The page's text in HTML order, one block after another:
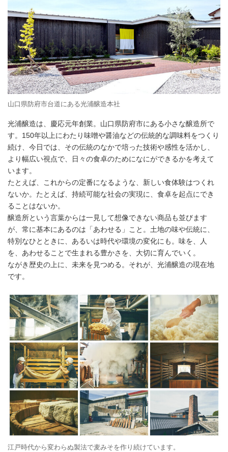
山口県防府市台道にある光浦醸造本社
光浦醸造は、慶応元年創業。山口県防府市にある小さな醸造所で
す。150年以上にわたり味噌や醤油などの伝統的な調味料をつくり
続け、今日では、その伝統のなかで培った技術や感性を活かし、
より幅広い視点で、日々の食卓のためになにができるかを考えて
います。
たとえば、これからの定番になるような、新しい食体験はつくれ
ないか。たとえば、持続可能な社会の実現に、食卓を起点にでき
ることはないか。
醸造所という言葉からは一見して想像できない商品も並びます
が、常に基本にあるのは「あわせる」こと。土地の味や伝統に、
特別なひとときに、あるいは時代や環境の変化にも。味を、人
を、あわせることで生まれる豊かさを、大切に育んでいく。
ながき歴史の上に、未来を見つめる。それが、光浦醸造の現在地
です。
江戸時代から変わらぬ製法で麦みそを作り続けています。